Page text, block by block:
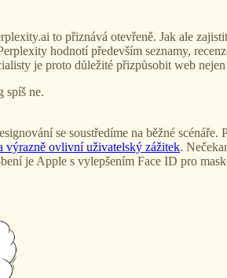
to přiznává otevřeně. Jak ale
hodnotí především seznamy,
je proto důležité přizpůsobit web
spíš ne.
se soustředíme na běžné
výrazně ovlivní uživatelský zážitek.
je Apple s vylepšením Face ID pro